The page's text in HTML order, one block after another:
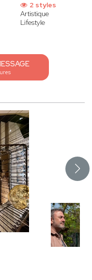
2 styles
Artistique
Lifestyle